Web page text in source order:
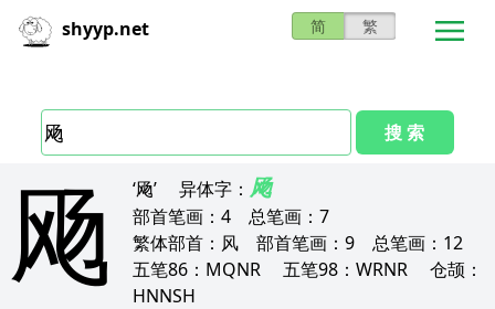
shyyp.net 简 繁
搜 索
飏 ‘飏’ 异体字： 飏
部首笔画： 4 总笔画： 7
繁体部首： 风 部首笔画： 9 总笔画： 12
五笔86： MQNR 五笔98： WRNR 仓颉：
HNNSH